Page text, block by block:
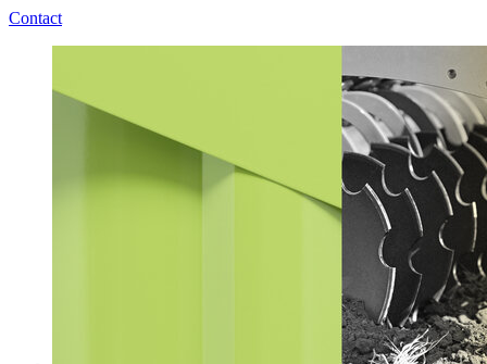
Contact